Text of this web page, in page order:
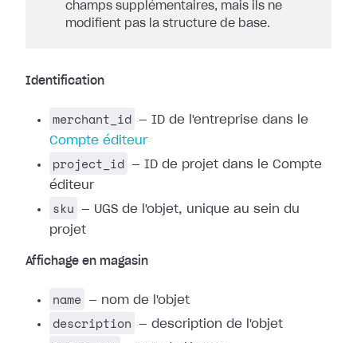
champs supplémentaires, mais ils ne
modifient pas la structure de base.
Identification
merchant_id
— ID de l'entreprise dans le
Compte éditeur
project_id
— ID de projet dans le Compte
éditeur
sku
— UGS de l'objet, unique au sein du
projet
Affichage en magasin
name — nom de l'objet
description — description de l'objet